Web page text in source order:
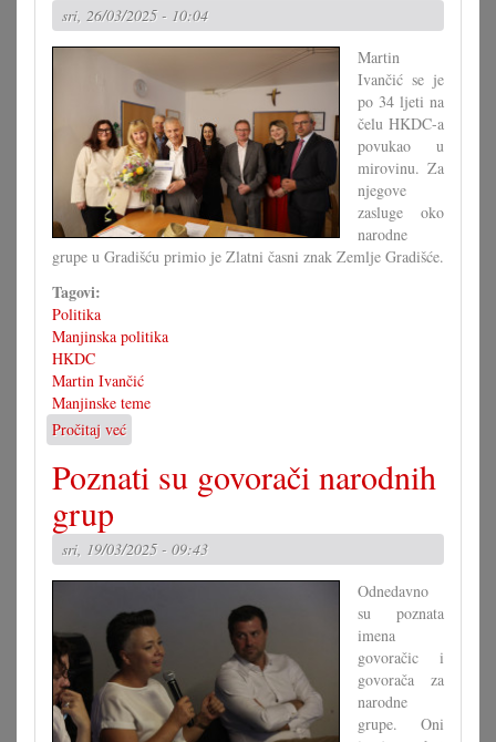
sri, 26/03/2025 - 10:04
Martin
Ivančić se je
po 34 ljeti na
čelu HKDC-a
povukao u
mirovinu. Za
njegove
zasluge oko
narodne
grupe u Gradišću primio je Zlatni časni znak Zemlje Gradišće.
Tagovi:
Politika
Manjinska politika
HKDC
Martin Ivančić
Manjinske teme
Pročitaj već
Ivančić
predao
HKDC
Artner
Poznati su govorači narodnih
grup
sri, 19/03/2025 - 09:43
Odnedavno
su poznata
imena
govoračic i
govorača za
narodne
grupe. Oni